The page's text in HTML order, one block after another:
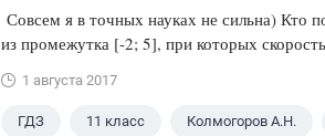
Совсем я в точных науках не сильна) Кто
из промежутка [-2; 5], при которых
1 августа 2017
ГДЗ 11 класс Колмогоров А.Н.